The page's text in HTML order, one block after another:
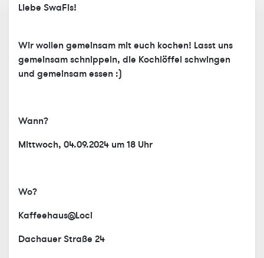
Liebe SwaFis!
Wir wollen gemeinsam mit euch kochen! Lasst uns
gemeinsam schnippeln, die Kochlöffel schwingen
und gemeinsam essen :)
Wann?
Mittwoch, 04.09.2024 um 18 Uhr
Wo?
Kaffeehaus@Loci
Dachauer Straße 24